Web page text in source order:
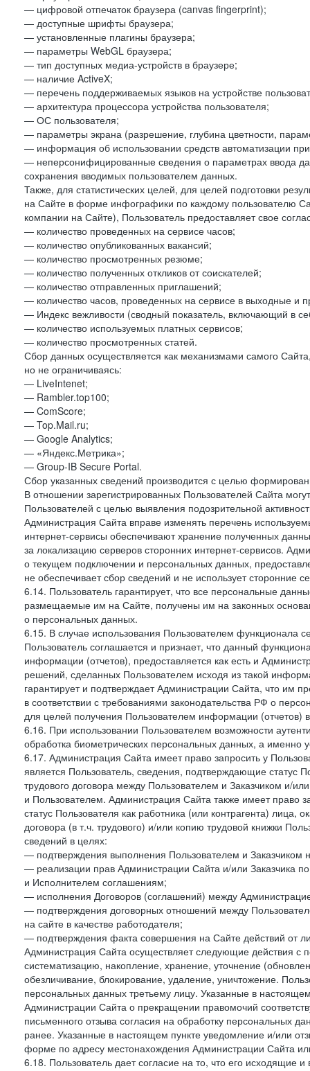
— цифровой отпечаток браузера (canvas fingerprint);
— доступные шрифты браузера;
— установленные плагины браузера;
— параметры WebGL браузера;
— тип доступных медиа-устройств в браузере;
— наличие ActiveX;
— перечень поддерживаемых языков на устройстве
— архитектура процессора устройства пользователя;
— ОС пользователя;
— параметры экрана (разрешение, глубина цветности,
— информация об использовании средств автоматизации
— неперсонифицированные сведения о параметрах ввода
сохранения вводимых пользователем данных.
Также, для статистических целей, для целей подготовки
на Сайте в форме инфографики по каждому пользователю
компании на Сайте), Пользователь предоставляет свое
— количество проведенных на сервисе часов;
— количество опубликованных вакансий;
— количество просмотренных резюме;
— количество полученных откликов от соискателей;
— количество отправленных приглашений;
— количество часов, проведенных на сервисе в выходные и
— Индекс вежливости (сводный показатель, включающий в
— количество используемых платных сервисов;
— количество просмотренных статей.
Сбор данных осуществляется как механизмами самого
но не ограничиваясь:
— LiveIntenet;
— Rambler.top100;
— ComScore;
— Top.Mail.ru;
— Google Analytics;
— «Яндекс.Метрика»;
— Group-IB Secure Portal.
Сбор указанных сведений производится с целью
В отношении зарегистрированных Пользователей Сайта
Пользователей с целью выявления подозрительной
Администрация Сайта вправе изменять перечень
интернет-сервисы обеспечивают хранение полученных
за локализацию серверов сторонних интернет-сервисов.
о текущем подключении и персональных данных,
не обеспечивает сбор сведений и не использует
6.14. Пользователь гарантирует, что все персональные
размещаемые им на Сайте, получены им на законных
о персональных данных.
6.15. В случае использования Пользователем функционала
Пользователь соглашается и признает, что данный
информации (отчетов), предоставляется как есть и
решений, сделанных Пользователем исходя из такой
гарантирует и подтверждает Администрации Сайта, что им
в соответствии с требованиями законодательства РФ о
для целей получения Пользователем информации (отчетов)
6.16. При использовании Пользователем возможности
обработка биометрических персональных данных, а именно
6.17. Администрация Сайта имеет право запросить у
является Пользователь, сведения, подтверждающие статус
трудового договора между Пользователем и Заказчиком и/
и Пользователем. Администрация Сайта также имеет право
статус Пользователя как работника (или контрагента)
договора (в т.ч. трудового) и/или копию трудовой книжки
сведений в целях:
— подтверждения выполнения Пользователем и Заказчиком
— реализации прав Администрации Сайта и/или Заказчика
и Исполнителем соглашениям;
— исполнения Договоров (соглашений) между
— подтверждения договорных отношений между
на сайте в качестве работодателя;
— подтверждения факта совершения на Сайте действий от
Администрация Сайта осуществляет следующие действия с
систематизацию, накопление, хранение, уточнение
обезличивание, блокирование, удаление, уничтожение.
персональных данных третьему лицу. Указанные в
Администрации Сайта о прекращении правомочий
письменного отзыва согласия на обработку персональных
ранее. Указанные в настоящем пункте уведомление и/или
форме по адресу местонахождения Администрации Сайта
6.18. Пользователь дает согласие на то, что его исходящие